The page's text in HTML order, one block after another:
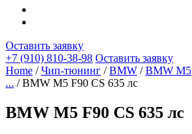
Оставить заявку
+7 (910) 810-38-98 Оставить заявку
Home /Чип-тюнинг /BMW /BMW M5
... / BMW M5 F90 CS 635 лс
BMW M5 F90 CS 635 лс